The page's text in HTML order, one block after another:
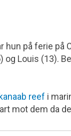
hun på ferie på
Louis (13).
reef i
mot dem da